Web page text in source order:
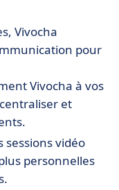
Vivocha
pour
Vivocha à vos
et
sessions vidéo
personnelles